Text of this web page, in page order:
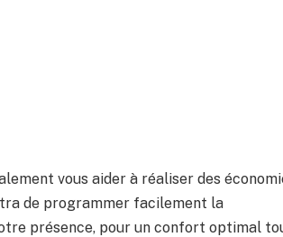
vous aider à réaliser des
de programmer facilement la
présence, pour un confort optimal